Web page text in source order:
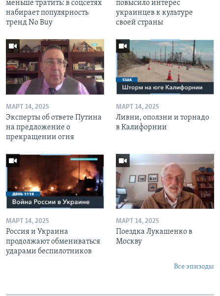
меньше тратить: в соцсетях
набирает популярность
тренд No Buy
повысило интерес
украинцев к культуре
своей страны
МАРТ 14, 2025
Эксперты об ответе Путина
на предложение о
прекращении огня
МАРТ 14, 2025
Ливни, оползни и торнадо
в Калифорнии
МАРТ 14, 2025
Россия и Украина
продолжают обмениваться
ударами беспилотников
МАРТ 14, 2025
Поездка Лукашенко в
Москву
Все эпизоды